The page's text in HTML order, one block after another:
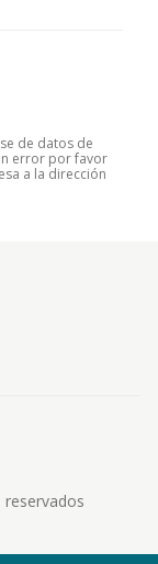
de datos de
error por favor
a la dirección